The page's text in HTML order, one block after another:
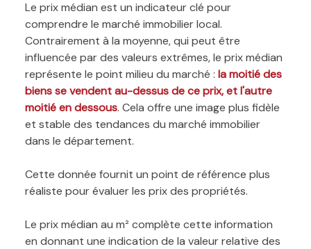
Le prix médian est un indicateur clé pour
comprendre le marché immobilier local.
Contrairement à la moyenne, qui peut être
influencée par des valeurs extrêmes, le prix médian
représente le point milieu du marché : la moitié des
biens se vendent au-dessus de ce prix, et l'autre
moitié en dessous. Cela offre une image plus fidèle
et stable des tendances du marché immobilier
dans le département.
Cette donnée fournit un point de référence plus
réaliste pour évaluer les prix des propriétés.
Le prix médian au m² complète cette information
en donnant une indication de la valeur relative des